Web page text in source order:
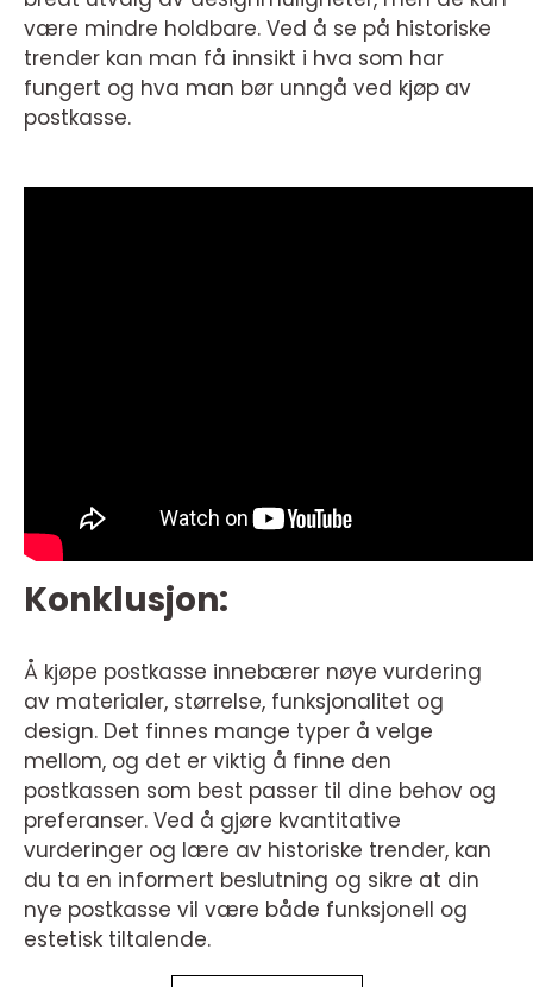
være mindre holdbare. Ved å se på historiske
trender kan man få innsikt i hva som har
fungert og hva man bør unngå ved kjøp av
postkasse.
Konklusjon:
Å kjøpe postkasse innebærer nøye vurdering
av materialer, størrelse, funksjonalitet og
design. Det finnes mange typer å velge
mellom, og det er viktig å finne den
postkassen som best passer til dine behov og
preferanser. Ved å gjøre kvantitative
vurderinger og lære av historiske trender, kan
du ta en informert beslutning og sikre at din
nye postkasse vil være både funksjonell og
estetisk tiltalende.